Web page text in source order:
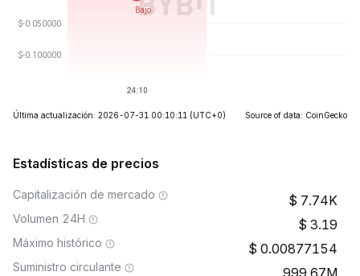
Última actualización: 2026-07-31 00:10:11 (UTC+0) Source of data: CoinGecko
Estadísticas de precios
Capitalización de mercado 7.74K
Volumen 24H 3.19
Máximo histórico 0.00877154
Suministro circulante 999.67M